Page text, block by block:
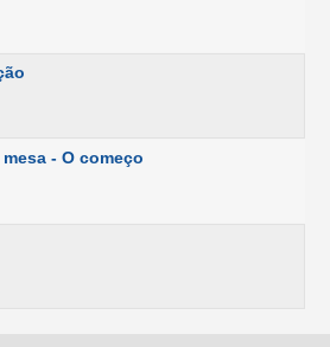
- O começo